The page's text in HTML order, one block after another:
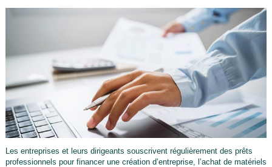
Les entreprises et leurs dirigeants souscrivent régulièrement des prêts
professionnels pour financer une création d’entreprise, l’achat de matériels